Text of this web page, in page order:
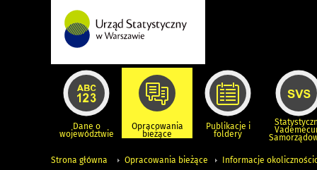
Dane o
województwie
Opracowania
bieżące
Publikacje i
foldery
Strona główna Opracowania bieżące Informacje